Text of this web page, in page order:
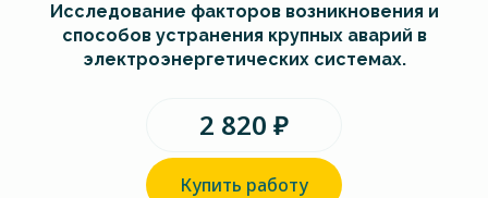
Исследование факторов возникновения и
способов устранения крупных аварий в
электроэнергетических системах.
2 820 ₽
Купить работу